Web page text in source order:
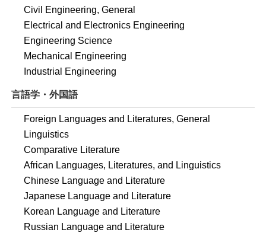
Civil Engineering, General
Electrical and Electronics Engineering
Engineering Science
Mechanical Engineering
Industrial Engineering
言語学・外国語
Foreign Languages and Literatures, General
Linguistics
Comparative Literature
African Languages, Literatures, and Linguistics
Chinese Language and Literature
Japanese Language and Literature
Korean Language and Literature
Russian Language and Literature